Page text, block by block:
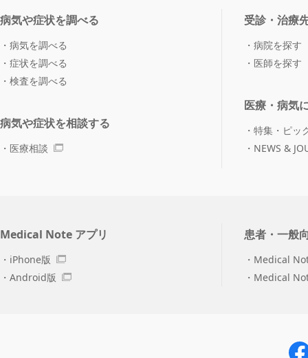
病気や症状を調べる
病気を調べる
症状を調べる
検査を調べる
病気や症状を相談する
医療相談
受診・治療
病院を探す
医師を探す
医療・病気
特集・ピッ
NEWS &
Medical Note アプリ
iPhone版
Android版
患者・一般
Medical
Medical